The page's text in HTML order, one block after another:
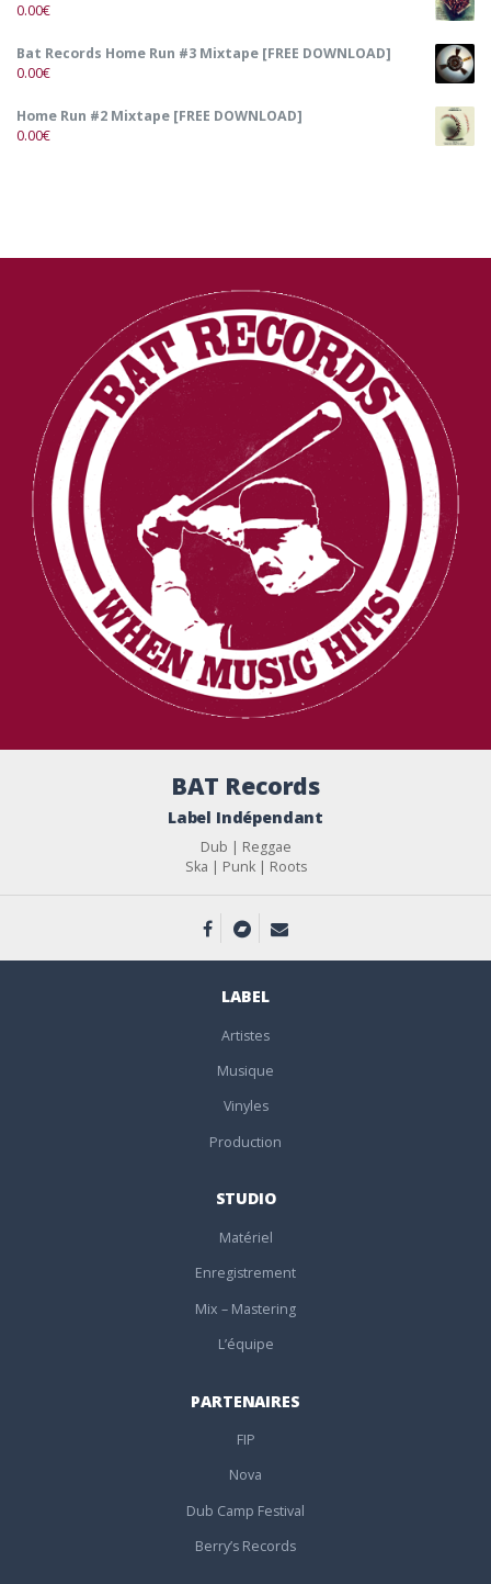
0.00€
Bat Records Home Run #3 Mixtape [FREE DOWNLOAD]
0.00€
Home Run #2 Mixtape [FREE DOWNLOAD]
0.00€
BAT Records
Label Indépendant
Dub | Reggae
Ska | Punk | Roots
LABEL
Artistes
Musique
Vinyles
Production
STUDIO
Matériel
Enregistrement
Mix – Mastering
L’équipe
PARTENAIRES
FIP
Nova
Dub Camp Festival
Berry’s Records